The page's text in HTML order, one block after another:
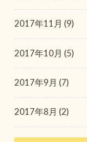
2017年11月 (9)
2017年10月 (5)
2017年9月 (7)
2017年8月 (2)